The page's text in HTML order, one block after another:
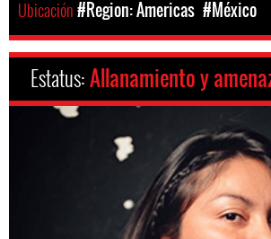
Ubicación#Region: Americas #México
Estatus:Allanamiento y